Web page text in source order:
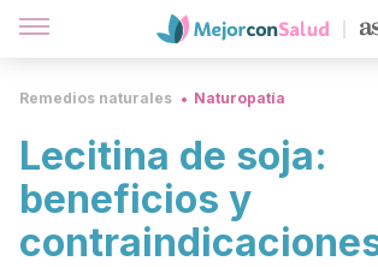
Remedios naturales Naturopatía
Lecitina de soja:
beneficios y